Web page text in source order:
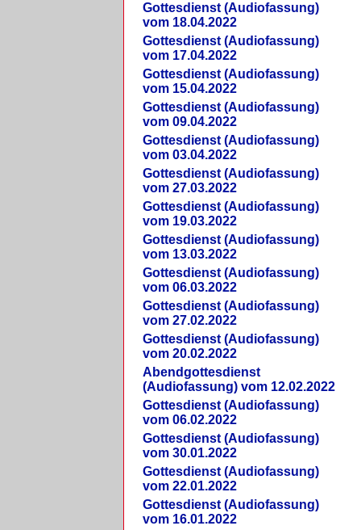
Gottesdienst (Audiofassung)
vom 18.04.2022
Gottesdienst (Audiofassung)
vom 17.04.2022
Gottesdienst (Audiofassung)
vom 15.04.2022
Gottesdienst (Audiofassung)
vom 09.04.2022
Gottesdienst (Audiofassung)
vom 03.04.2022
Gottesdienst (Audiofassung)
vom 27.03.2022
Gottesdienst (Audiofassung)
vom 19.03.2022
Gottesdienst (Audiofassung)
vom 13.03.2022
Gottesdienst (Audiofassung)
vom 06.03.2022
Gottesdienst (Audiofassung)
vom 27.02.2022
Gottesdienst (Audiofassung)
vom 20.02.2022
Abendgottesdienst
(Audiofassung) vom 12.02.2022
Gottesdienst (Audiofassung)
vom 06.02.2022
Gottesdienst (Audiofassung)
vom 30.01.2022
Gottesdienst (Audiofassung)
vom 22.01.2022
Gottesdienst (Audiofassung)
vom 16.01.2022